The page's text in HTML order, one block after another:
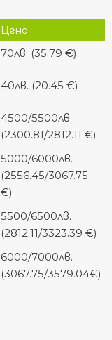
Цена
70лв. (35.79 €)
40лв. (20.45 €)
4500/5500лв.
(2300.81/2812.11 €)
5000/6000лв.
(2556.45/3067.75
€)
5500/6500лв.
(2812.11/3323.39 €)
6000/7000лв.
(3067.75/3579.04€)